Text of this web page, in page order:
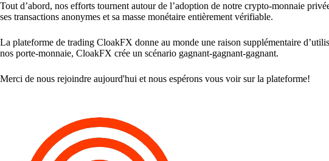
Tout d’abord, nos efforts tournent autour de l’adoption de notre crypto-monnaie
ses transactions anonymes et sa masse monétaire entièrement vérifiable.
La plateforme de trading CloakFX donne au monde une raison supplémentaire
nos porte-monnaie, CloakFX crée un scénario gagnant-gagnant-gagnant.
Merci de nous rejoindre aujourd'hui et nous espérons vous voir sur la plateforme!